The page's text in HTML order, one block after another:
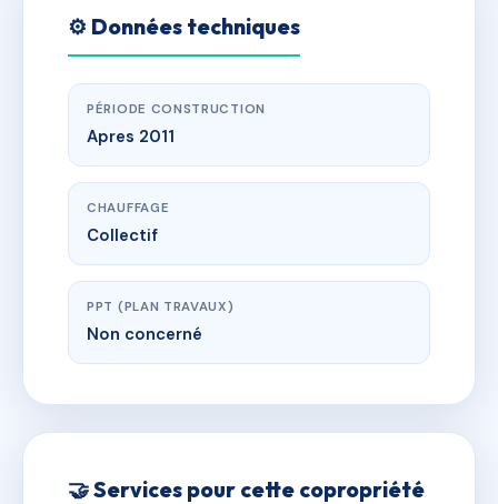
⚙️ Données techniques
PÉRIODE CONSTRUCTION
Apres 2011
CHAUFFAGE
Collectif
PPT (PLAN TRAVAUX)
Non concerné
🤝 Services pour cette copropriété